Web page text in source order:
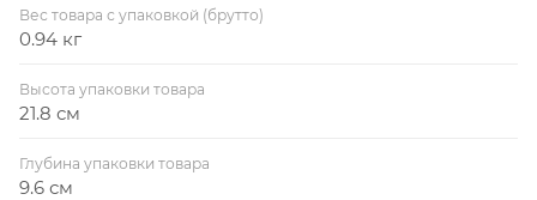
Вес товара с упаковкой (брутто)
0.94 кг
Высота упаковки товара
21.8 см
Глубина упаковки товара
9.6 см